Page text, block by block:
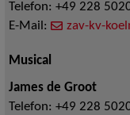
Telefon: +49 228
E-Mail:
zav-kv-
Musical
James de Groot
Telefon: +49 228